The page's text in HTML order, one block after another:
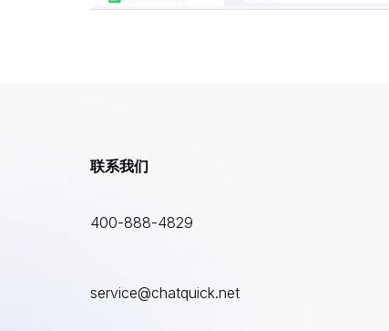
联系我们
400-888-4829
service@chatquick.net